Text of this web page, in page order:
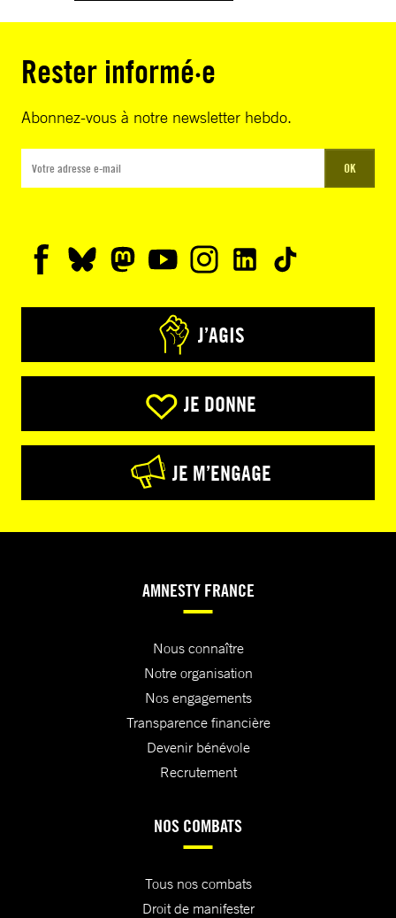
Rester informé·e
Abonnez-vous à notre newsletter hebdo.
OK
J’AGIS
JE DONNE
JE M’ENGAGE
AMNESTY FRANCE
Nous connaître
Notre organisation
Nos engagements
Transparence financière
Devenir bénévole
Recrutement
NOS COMBATS
Tous nos combats
Droit de manifester